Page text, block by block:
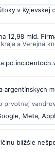
v Kyjevskej
12,98 mld.
po incidentoch
argentínskych
Meta,
bližšie
a Verejná
prvotnej